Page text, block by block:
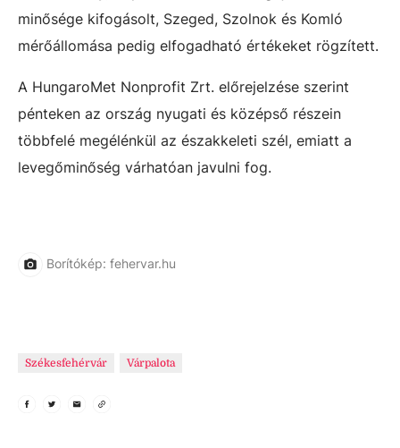
minősége kifogásolt, Szeged, Szolnok és Komló
mérőállomása pedig elfogadható értékeket rögzített.
A HungaroMet Nonprofit Zrt. előrejelzése szerint
pénteken az ország nyugati és középső részein
többfelé megélénkül az északkeleti szél, emiatt a
levegőminőség várhatóan javulni fog.
Borítókép: fehervar.hu
Székesfehérvár Várpalota